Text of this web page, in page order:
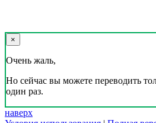
×
Очень жаль,
Но сейчас вы можете переводить
один раз.
наверх